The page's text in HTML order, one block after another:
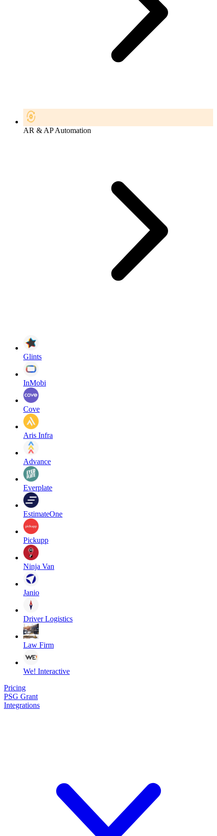
AR & AP Automation
Glints
InMobi
Cove
Aris Infra
Advance
Everplate
EstimateOne
Pickupp
Ninja Van
Janio
Driver Logistics
Law Firm
We! Interactive
Pricing
PSG Grant
Integrations